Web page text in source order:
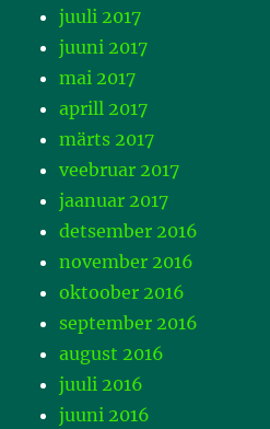
juuli 2017
juuni 2017
mai 2017
aprill 2017
märts 2017
veebruar 2017
jaanuar 2017
detsember 2016
november 2016
oktoober 2016
september 2016
august 2016
juuli 2016
juuni 2016